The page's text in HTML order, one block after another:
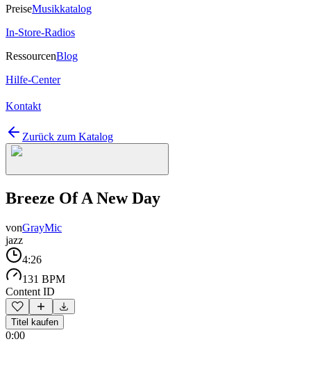
PreiseMusikkatalog
In-Store-Radios
RessourcenBlog
Hilfe-Center
Kontakt
Zurück zum Katalog
Breeze Of A New Day
vonGrayMic
jazz
4:26
131 BPM
Content ID
Titel kaufen
0:00